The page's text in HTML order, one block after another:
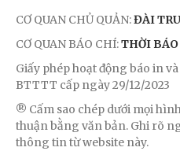
CƠ QUAN CHỦ QUẢN:ĐÀI
CƠ QUAN BÁO CHÍ:THỜI
Giấy phép hoạt động báo in
BTTTT cấp ngày 29/12/2023
® Cấm sao chép dưới mọi
thuận bằng văn bản. Ghi rõ
thông tin từ website này.